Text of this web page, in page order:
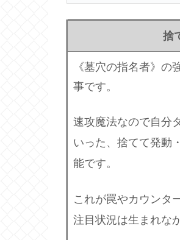
捨
《墓穴の指名者》
事です。
速攻魔法なので自分
いった、捨てて発動
能です。
これが罠やカウンタ
注目状況は生まれな